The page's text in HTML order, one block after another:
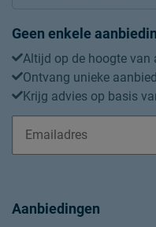
Geen enkele
Altijd op de hoogte van
Ontvang unieke
Krijg advies op basis
Aanbiedingen